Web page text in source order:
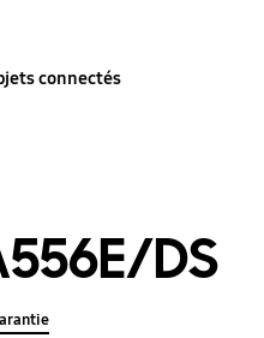
connectés
DS